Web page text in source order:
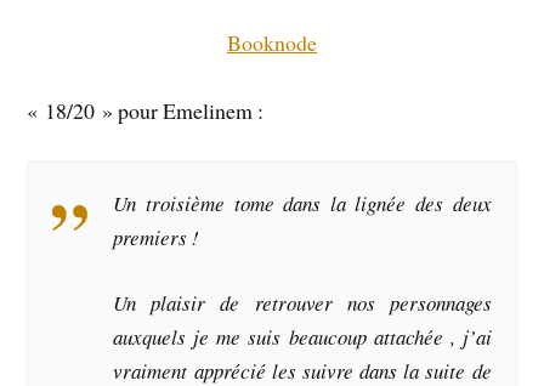
Booknode
« 18/20 » pour Emelinem :
Un troisième tome dans la lignée des deux
premiers !
Un plaisir de retrouver nos personnages
auxquels je me suis beaucoup attachée , j’ai
vraiment apprécié les suivre dans la suite de